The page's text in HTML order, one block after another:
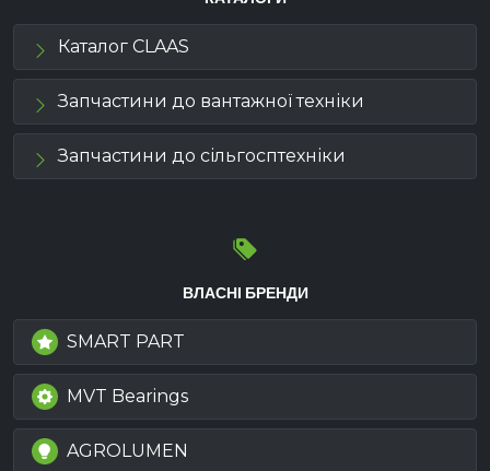
Каталог CLAAS
Запчастини до вантажної техніки
Запчастини до сільгосптехніки
ВЛАСНІ БРЕНДИ
SMART PART
MVT Bearings
AGROLUMEN